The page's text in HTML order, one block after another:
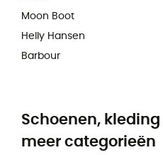
Moon Boot
Helly Hansen
Barbour
Schoenen,
meer categorieën